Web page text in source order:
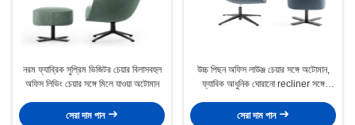
নরম ফ্যাব্রিক সুপ্রিম ভিজিটর চেয়ার বিলাসবহুল
অফিস লিভিং চেয়ার সঙ্গে মিলে যাওয়া অটোমান
সেরা দাম পান
উচ্চ পিছন অফিস লাউঞ্জ চেয়ার সঙ্গে অটোমান,
ফ্যাবিক আধুনিক ঘোরানো recliner সঙ্গে
সেরা দাম পান